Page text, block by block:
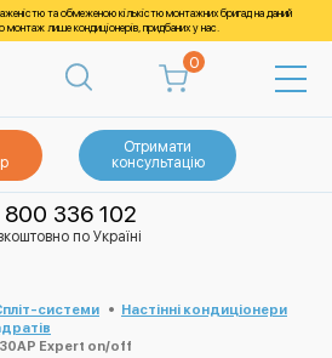
та обмеженою кількістю монтажних бригад на даний
лише кондиціонерів, придбаних у нас.
0
Отримати
консультацію
800 336 102
по Україні
системи
Настінні кондиціонери
Expert on/off